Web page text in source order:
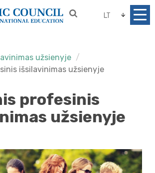
LT
užsienyje
išsilavinimas užsienyje
profesinis
užsienyje